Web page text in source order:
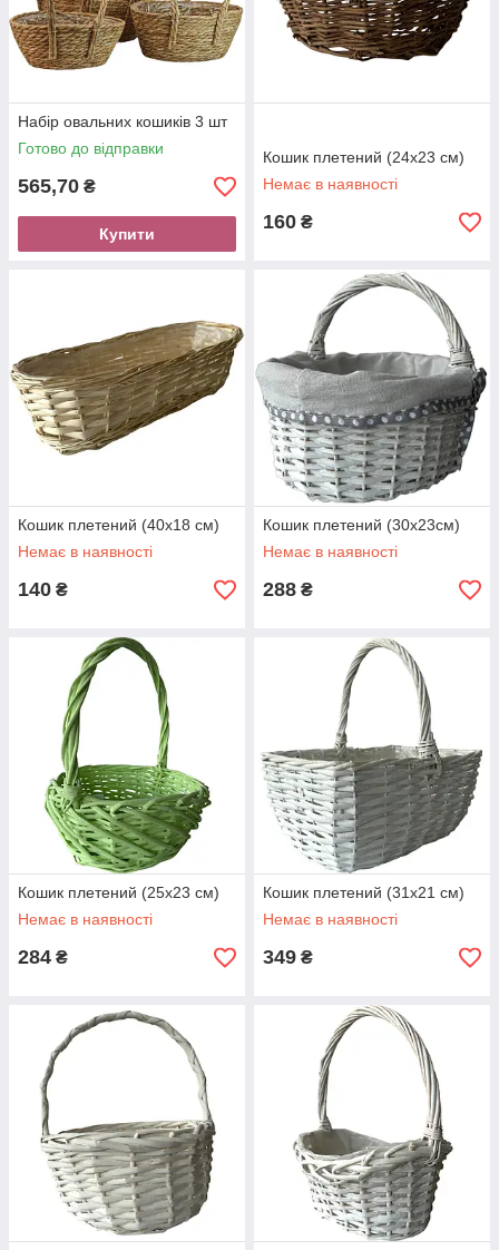
Набір овальних кошиків 3 шт
Готово до відправки
565,70 ₴
Купити
Кошик плетений (24х23 см)
Немає в наявності
160 ₴
Кошик плетений (40х18 см)
Немає в наявності
140 ₴
Кошик плетений (30х23см)
Немає в наявності
288 ₴
Кошик плетений (25х23 см)
Немає в наявності
284 ₴
Кошик плетений (31х21 см)
Немає в наявності
349 ₴